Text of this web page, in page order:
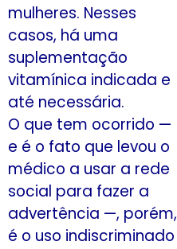
mulheres. Nesses
casos, há uma
suplementação
vitamínica indicada e
até necessária.
O que tem ocorrido —
e é o fato que levou o
médico a usar a rede
social para fazer a
advertência —, porém,
é o uso indiscriminado